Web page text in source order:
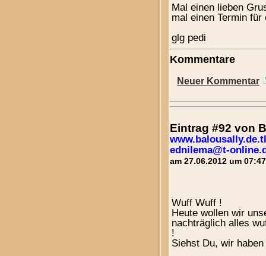
Mal einen lieben
mal einen Termin
glg pedi
Kommentare
Neuer Kommentar
Eintrag #92 von
www.balousally.de.tl
ednilema@t-
am 27.06.2012 um
Wuff Wuff !
Heute wollen wir
nachträglich alles
!
Siehst Du, wir